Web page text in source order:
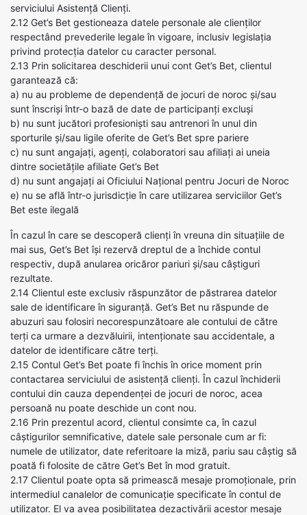
serviciului Asistență Clienți.
2.12 Get’s Bet gestioneaza datele personale ale clienților
respectând prevederile legale în vigoare, inclusiv legislația
privind protecția datelor cu caracter personal.
2.13 Prin solicitarea deschiderii unui cont Get’s Bet, clientul
garantează că:
a) nu au probleme de dependență de jocuri de noroc și/sau
sunt înscriși într-o bază de date de participanți excluși
b) nu sunt jucători profesioniști sau antrenori în unul din
sporturile și/sau ligile oferite de Get’s Bet spre pariere
c) nu sunt angajați, agenți, colaboratori sau afiliați ai uneia
dintre societățile afiliate Get’s Bet
d) nu sunt angajați ai Oficiului Național pentru Jocuri de Noroc
e) nu se află într-o jurisdicție în care utilizarea serviciilor Get’s
Bet este ilegală
În cazul în care se descoperă clienți în vreuna din situațiile de
mai sus, Get’s Bet își rezervă dreptul de a închide contul
respectiv, după anularea oricăror pariuri și/sau câștiguri
rezultate.
2.14 Clientul este exclusiv răspunzător de păstrarea datelor
sale de identificare în siguranță. Get’s Bet nu răspunde de
abuzuri sau folosiri necorespunzătoare ale contului de către
terți ca urmare a dezvăluirii, intenționate sau accidentale, a
datelor de identificare către terți.
2.15 Contul Get’s Bet poate fi închis în orice moment prin
contactarea serviciului de asistență clienți. În cazul închiderii
contului din cauza dependenței de jocuri de noroc, acea
persoană nu poate deschide un cont nou.
2.16 Prin prezentul acord, clientul consimte ca, în cazul
câștigurilor semnificative, datele sale personale cum ar fi:
numele de utilizator, date referitoare la miză, pariu sau câștig să
poată fi folosite de către Get’s Bet în mod gratuit.
2.17 Clientul poate opta să primească mesaje promoționale, prin
intermediul canalelor de comunicație specificate în contul de
utilizator. El va avea posibilitatea dezactivării acestor mesaje